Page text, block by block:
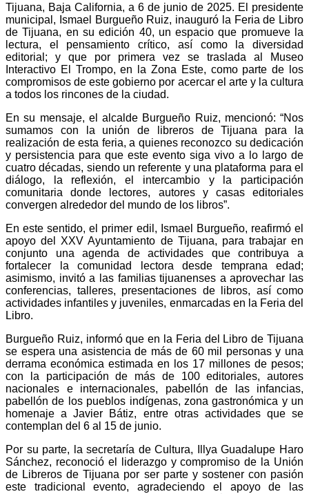
Tijuana, Baja California, a 6 de junio de 2025. El presidente
municipal, Ismael Burgueño Ruiz, inauguró la Feria de Libro
de Tijuana, en su edición 40, un espacio que promueve la
lectura, el pensamiento crítico, así como la diversidad
editorial; y que por primera vez se traslada al Museo
Interactivo El Trompo, en la Zona Este, como parte de los
compromisos de este gobierno por acercar el arte y la cultura
a todos los rincones de la ciudad.
En su mensaje, el alcalde Burgueño Ruiz, mencionó: “Nos
sumamos con la unión de libreros de Tijuana para la
realización de esta feria, a quienes reconozco su dedicación
y persistencia para que este evento siga vivo a lo largo de
cuatro décadas, siendo un referente y una plataforma para el
diálogo, la reflexión, el intercambio y la participación
comunitaria donde lectores, autores y casas editoriales
convergen alrededor del mundo de los libros”.
En este sentido, el primer edil, Ismael Burgueño, reafirmó el
apoyo del XXV Ayuntamiento de Tijuana, para trabajar en
conjunto una agenda de actividades que contribuya a
fortalecer la comunidad lectora desde temprana edad;
asimismo, invitó a las familias tijuanenses a aprovechar las
conferencias, talleres, presentaciones de libros, así como
actividades infantiles y juveniles, enmarcadas en la Feria del
Libro.
Burgueño Ruiz, informó que en la Feria del Libro de Tijuana
se espera una asistencia de más de 60 mil personas y una
derrama económica estimada en los 17 millones de pesos;
con la participación de más de 100 editoriales, autores
nacionales e internacionales, pabellón de las infancias,
pabellón de los pueblos indígenas, zona gastronómica y un
homenaje a Javier Bátiz, entre otras actividades que se
contemplan del 6 al 15 de junio.
Por su parte, la secretaría de Cultura, Illya Guadalupe Haro
Sánchez, reconoció el liderazgo y compromiso de la Unión
de Libreros de Tijuana por ser parte y sostener con pasión
este tradicional evento, agradeciendo el apoyo de las